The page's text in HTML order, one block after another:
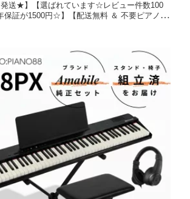
発送★】【選ばれています☆レビュー件数100
保証が1500円☆】【配送無料 ＆ 不要ピアノ引
ト＆ヘッドホンセット】KAWAI カワイ 電子
【A / LO / MW / R】